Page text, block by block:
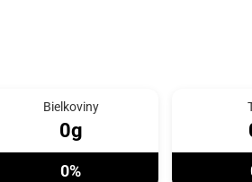
Bielkoviny
0g
0%